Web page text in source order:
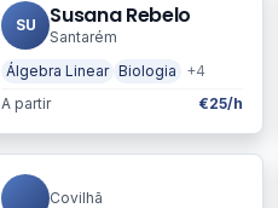
SU Susana Rebelo
Santarém
Álgebra Linear Biologia
+4
A partir
€25/h
Covilhã